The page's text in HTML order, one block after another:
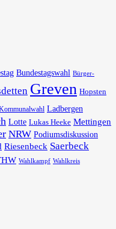
Bundestagswahl Bürger-
Greven Hopsten
Ladbergen
Lotte Lukas Heeke Mettingen
NRW Podiumsdiskussion
Riesenbeck Saerbeck
Wahlkampf Wahlkreis